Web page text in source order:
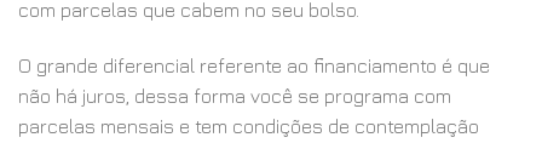
com parcelas que cabem no seu bolso.
O grande diferencial referente ao financiamento é que
não há juros, dessa forma você se programa com
parcelas mensais e tem condições de contemplação